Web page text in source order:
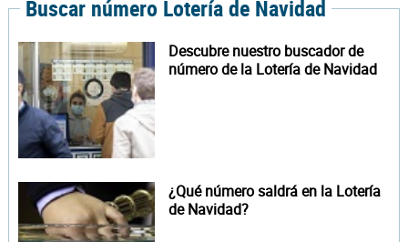
Buscar número Lotería de Navidad
Descubre nuestro buscador de
número de la Lotería de Navidad
¿Qué número saldrá en la Lotería
de Navidad?